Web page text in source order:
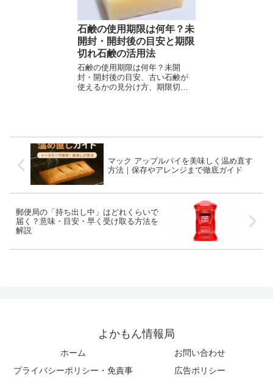
石鹸の使用期限は何年？未
開封・開封後の目安と期限
切れ石鹸の活用法
石鹸の使用期限は何年？未開
封・開封後の目安、古い石鹸が
使えるかの見分け方、期限切れ
マック アップルパイを美味しく温め直す
方法｜保存やアレンジまで徹底ガイド
郵便局の「持ち出し中」はどれくらいで
届く？意味・目安・早く受け取る方法を
解説
よかもん情報局
ホーム
お問い合わせ
プライバシーポリシー・免責事
広告ポリシー